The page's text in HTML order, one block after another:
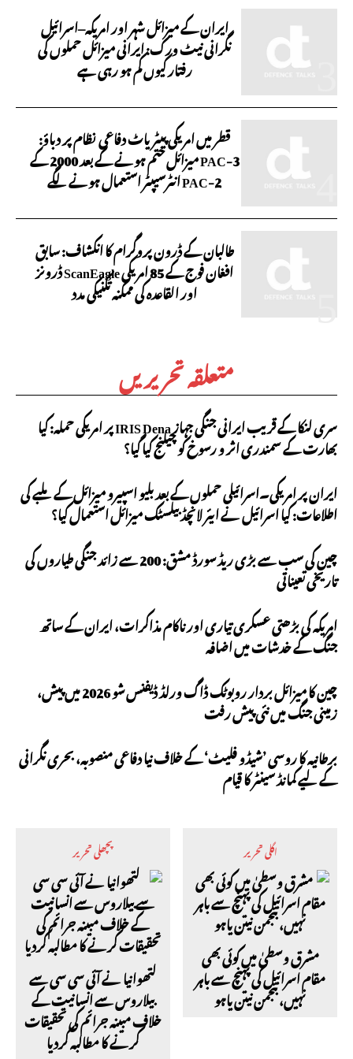
ایران کے میزائل شہر اور امریکہ–اسرائیل
نگرانی نیٹ ورک: ایرانی میزائل حملوں کی
رفتار کیوں کم ہو رہی ہے
قطر میں امریکی پیٹریاٹ دفاعی نظام پر دباؤ:
PAC-3 میزائل ختم ہونے کے بعد 2000 کے
PAC-2 انٹرسیپٹر استعمال ہونے لگے
طالبان کے ڈرون پروگرام کا انکشاف: سابق
افغان فوج کے 85 امریکی ScanEagle ڈرونز
اور القاعدہ کی ممکنہ تکنیکی مدد
متعلقہ تحریریں
سری لنکا کے قریب ایرانی جنگی جہاز IRIS Dena پر امریکی حملہ: کیا
بھارت کے سمندری اثر و رسوخ کو چیلنج کیا گیا؟
ایران پر امریکی۔اسرائیلی حملوں کے بعد بلیو اسپیرو میزائل کے ملبے کی
اطلاعات: کیا اسرائیل نے ایئر لانچڈ بیلسٹک میزائل استعمال کیا؟
چین کی سب سے بڑی ریڈ سورڈ مشق: 200 سے زائد جنگی طیاروں کی
تاریخی تعیناتی
امریکہ کی بڑھتی عسکری تیاری اور ناکام مذاکرات، ایران کے ساتھ
جنگ کے خدشات میں اضافہ
چین کا میزائل بردار روبوٹک ڈاگ ورلڈ ڈیفنس شو 2026 میں پیش،
زمینی جنگ میں نئی پیش رفت
برطانیہ کا روسی ’شیڈو فلیٹ‘ کے خلاف نیا دفاعی منصوبہ، بحری نگرانی
کے لیے کمانڈ سینٹر کا قیام
پچھلی تحریر
لتھوانیا نے آئی سی سی سے
بیلاروس سے انسانیت کے
خلاف مبینہ جرائم کی تحقیقات
کرنے کا مطالبہ کردیا
اگلی تحریر
مشرق وسطیٰ میں کوئی بھی
مقام اسرائیل کی پہنچ سے باہر
نہیں، بنجمن نیتن یاہو